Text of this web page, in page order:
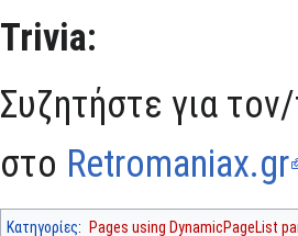
Trivia:
Συζητήστε για
στο Retromaniax.gr
Κατηγορίες: Pages using DynamicPageList